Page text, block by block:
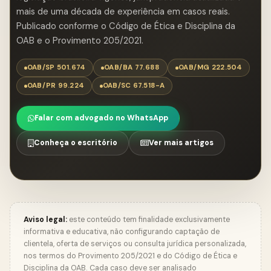
mais de uma década de experiência em casos reais.
Publicado conforme o Código de Ética e Disciplina da
OAB e o Provimento 205/2021.
OAB/SP 501.674 OAB/BA 77.688
OAB/MG 222.504
OAB/PR 99.224
OAB/SC 67.518-A
Falar com advogado no WhatsApp
Conheça o escritório Ver mais artigos
Aviso legal: este conteúdo tem finalidade exclusivamente
informativa e educativa, não configurando captação de
clientela, oferta de serviços ou consulta jurídica personalizada,
nos termos do Provimento 205/2021 e do Código de Ética e
Disciplina da OAB. Cada caso deve ser analisado